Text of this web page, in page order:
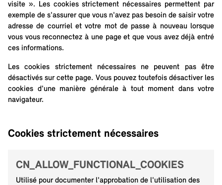
visite ». Les cookies strictement nécessaires permettent par
exemple de s'assurer que vous n'avez pas besoin de saisir votre
adresse de courriel et votre mot de passe à nouveau lorsque
vous vous reconnectez à une page et que vous avez déjà entré
ces informations.
Les cookies strictement nécessaires ne peuvent pas être
désactivés sur cette page. Vous pouvez toutefois désactiver les
cookies d'une manière générale à tout moment dans votre
navigateur.
Cookies strictement nécessaires
CN_ALLOW_FUNCTIONAL_COOKIES
Utilisé pour documenter l'approbation de l'utilisation des